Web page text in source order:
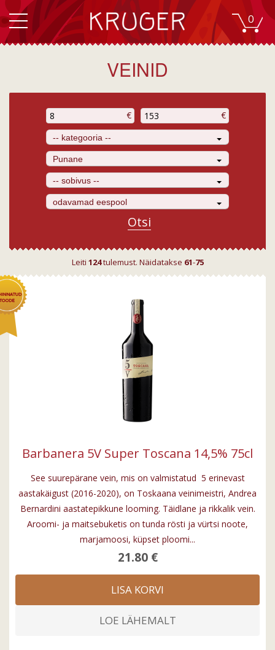
0
VEINID
€ €
-- kategooria --
Punane
-- sobivus --
odavamad eespool
Otsi
Leiti 124tulemust. Näidatakse 61-75
Barbanera 5V Super Toscana 14,5% 75cl
See suurepärane vein, mis on valmistatud 5 erinevast
aastakäigust (2016-2020), on Toskaana veinimeistri, Andrea
Bernardini aastatepikkune looming. Täidlane ja rikkalik vein.
Aroomi- ja maitsebuketis on tunda rösti ja vürtsi noote,
marjamoosi, küpset ploomi...
21.80 €
LISA KORVI
LOE LÄHEMALT